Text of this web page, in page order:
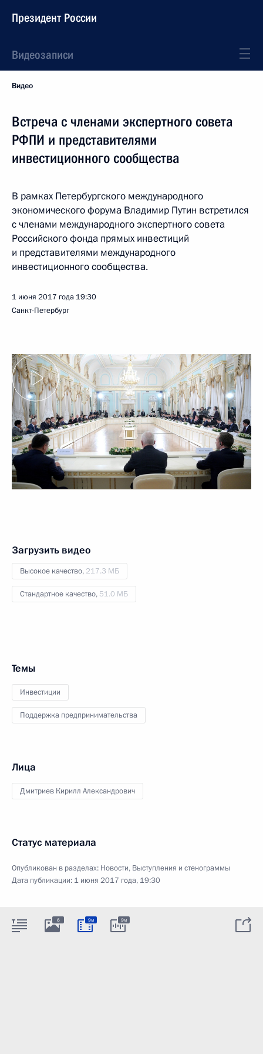
Президент России
Видеозаписи
Видео
Встреча с членами экспертного совета
РФПИ и представителями
инвестиционного сообщества
В рамках Петербургского международного
экономического форума Владимир Путин встретился
с членами международного экспертного совета
Российского фонда прямых инвестиций
и представителями международного
инвестиционного сообщества.
1 июня 2017 года 19:30
Санкт-Петербург
Загрузить видео
Высокое качество, 217.3 МБ
Стандартное качество, 51.0 МБ
Темы
Инвестиции
Поддержка предпринимательства
Лица
Дмитриев Кирилл Александрович
Статус материала
Опубликован в разделах: Новости, Выступления и стенограммы
Дата публикации: 1 июня 2017 года, 19:30
6 9м 9м